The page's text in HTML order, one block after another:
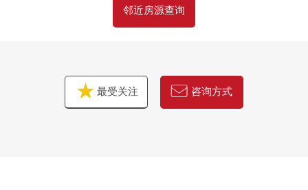
邻近房源查询
最受关注 咨询方式